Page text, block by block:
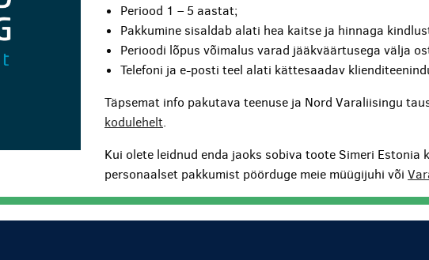
Periood 1 – 5 aastat;
Pakkumine sisaldab alati hea kaitse ja hinnaga
Perioodi lõpus võimalus varad jääkväärtusega välja
Telefoni ja e-posti teel alati kättesaadav
Täpsemat info pakutava teenuse ja Nord Varaliisingu
kodulehelt.
Kui olete leidnud enda jaoks sobiva toote Simeri Estonia
personaalset pakkumist pöörduge meie müügijuhi või